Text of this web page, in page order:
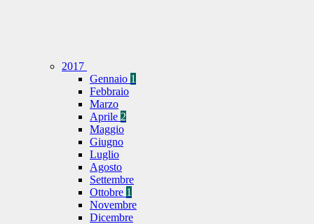
2017
Gennaio 1
Febbraio
Marzo
Aprile 2
Maggio
Giugno
Luglio
Agosto
Settembre
Ottobre 1
Novembre
Dicembre